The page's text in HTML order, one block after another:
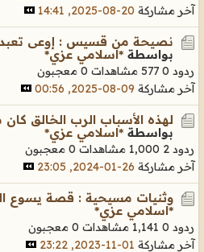
آخر مشاركة 20-08-2025, 14:41
نصيحة من قسيس : إوعى تعبد
بواسطة *اسلامي عزي*
ردود 0 577 مشاهدات
0 معجبون
آخر مشاركة 09-08-2025, 00:56
لهذه الأسباب الرب الخالق كان
بواسطة *اسلامي عزي*
ردود 2 1,000 مشاهدات
0 معجبون
آخر مشاركة 26-01-2024, 23:05
وثنيات مسيحية : قصة يسوع
*اسلامي عزي*
ردود 0 1,141 مشاهدات
0 معجبون
آخر مشاركة 01-11-2023, 23:22